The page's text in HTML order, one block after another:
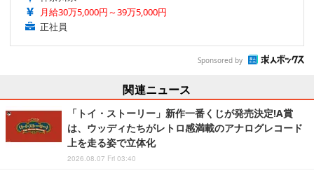
月給30万5,000円～39万5,000円
正社員
Sponsored by
関連ニュース
「トイ・ストーリー」新作一番くじが発売決定!A賞
は、ウッディたちがレトロ感満載のアナログレコード
上を走る姿で立体化
2026.08.07 Fri 03:40